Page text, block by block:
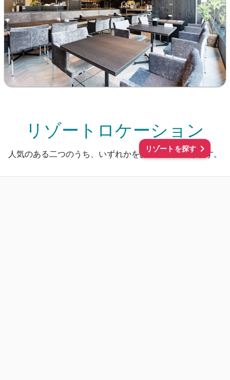
リゾートロケーション
人気のある二つのうち、いずれかをお選びいただけます。
リゾートを探す